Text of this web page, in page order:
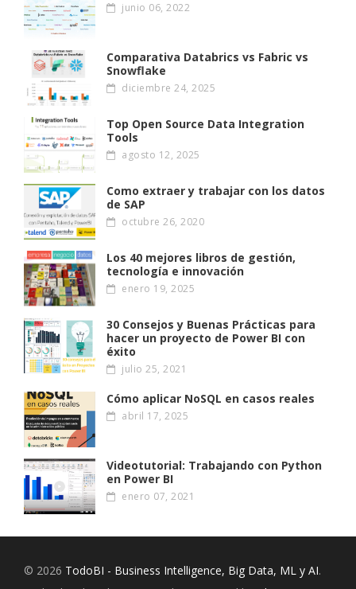
junio 06, 2022
Comparativa Databrics vs Fabric vs
Snowflake
diciembre 24, 2025
Top Open Source Data Integration
Tools
agosto 12, 2025
Como extraer y trabajar con los datos
de SAP
octubre 26, 2020
Los 40 mejores libros de gestión,
tecnología e innovación
enero 19, 2025
30 Consejos y Buenas Prácticas para
hacer un proyecto de Power BI con
éxito
julio 25, 2021
Cómo aplicar NoSQL en casos reales
abril 17, 2025
Videotutorial: Trabajando con Python
en Power BI
enero 07, 2021
© 2026 TodoBI - Business Intelligence, Big Data, ML y AI.